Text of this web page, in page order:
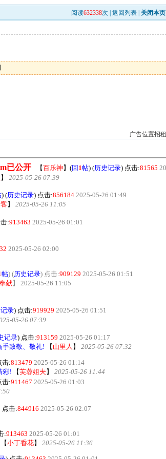
阅读632338次 |返回列表 关闭本页
广告位置招租